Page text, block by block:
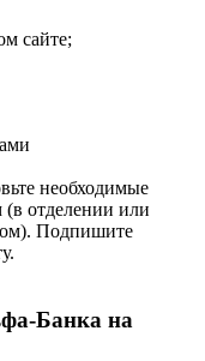
сайте;
необходимые
(в отделении или
Подпишите
Банка на